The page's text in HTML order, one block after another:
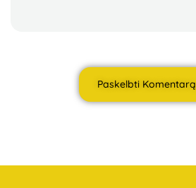
Paskelbti Komentarą